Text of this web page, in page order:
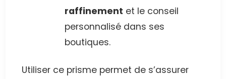
raffinement et le conseil
personnalisé dans ses
boutiques.
Utiliser ce prisme permet de s’assurer